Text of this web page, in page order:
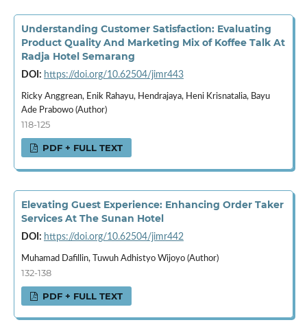
Understanding Customer Satisfaction: Evaluating
Product Quality And Marketing Mix of Koffee Talk At
Radja Hotel Semarang
DOI: https://doi.org/10.62504/jimr443
Ricky Anggrean, Enik Rahayu, Hendrajaya, Heni Krisnatalia, Bayu
Ade Prabowo (Author)
118-125
PDF + FULL TEXT
Elevating Guest Experience: Enhancing Order Taker
Services At The Sunan Hotel
DOI: https://doi.org/10.62504/jimr442
Muhamad Dafillin, Tuwuh Adhistyo Wijoyo (Author)
132-138
PDF + FULL TEXT